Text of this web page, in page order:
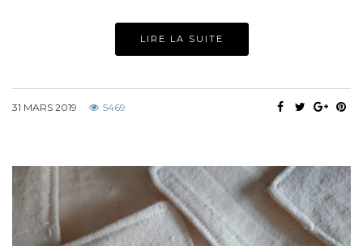
LIRE LA SUITE
31 MARS 2019 5469